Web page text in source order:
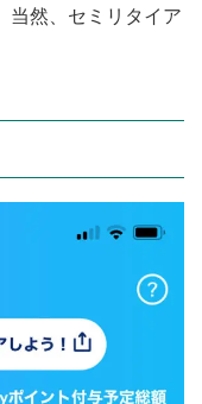
当然、セミリタイア